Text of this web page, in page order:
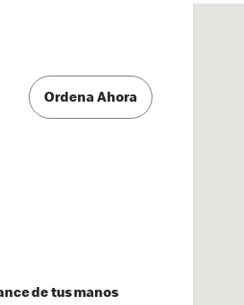
Ordena Ahora
de tus manos